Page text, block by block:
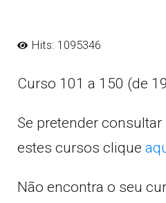
Hits: 1095346
Curso 101 a 150 (de
Se pretender
estes cursos clique
Não encontra o seu